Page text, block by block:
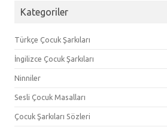
Kategoriler
Türkçe Çocuk Şarkıları
İngilizce Çocuk Şarkıları
Ninniler
Sesli Çocuk Masalları
Çocuk Şarkıları Sözleri